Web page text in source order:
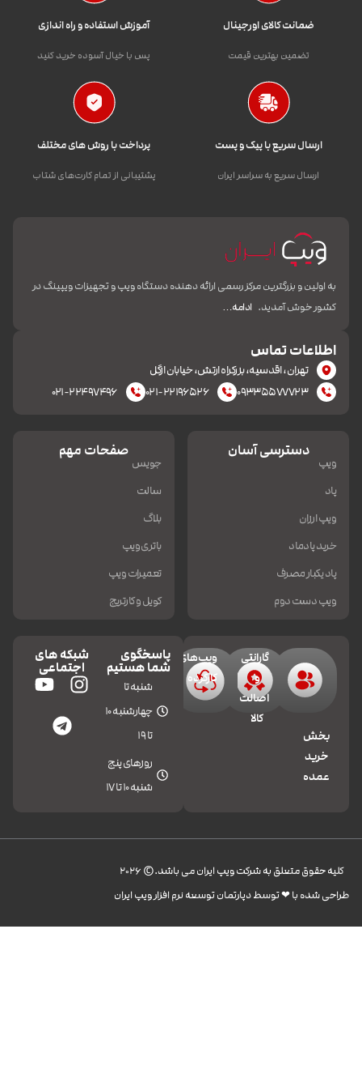
ضمانت کالای اورجینال
تضمین بهترین قیمت
آموزش استفاده و راه اندازی
پس با خیال آسوده خرید کنید
ارسال سریع با پیک و پست
ارسال سریع به سراسر ایران
پرداخت با روش های مختلف
پشتیبانی از تمام کارت‌های شتاب
به اولین و بزرگترین مرکز رسمی ارائه دهنده دستگاه ویپ و تجهیزات ویپینگ در
کشور خوش آمدید. ادامه…
اطلاعات تماس
تهران، اقدسیه، بزرکراه ارتش، خیابان ازگل
۰۹۳۳۵۵۷۷۷۲۳
۰۲۱-۲۲۱۹۶۵۲۶ ۰۲۱-۲۲۴۹۷۴۹۶
دسترسی آسان
ویپ
پاد
ویپ ارزان
خرید پادماد
پاد یکبار مصرف
ویپ دست دوم
صفحات مهم
جویس
سالت
بلاگ
باتری ویپ
تعمیرات ویپ
کویل و کارتریج
بخش
خرید
عمده
گارانتی
و
اصالت
کالا
ویپ‌های
کارکرده
پاسخگوی
شما هستیم
شنبه تا
چهارشنبه 10
تا 19
روزهای پنج
شنبه 10 تا 17
شبکه های
اجتماعی
کليه حقوق متعلق به شرکت ویپ ایران می باشد.© 2026
طراحی شده با ❤︎ توسط دپارتمان توسعه نرم افزار ویپ ایران